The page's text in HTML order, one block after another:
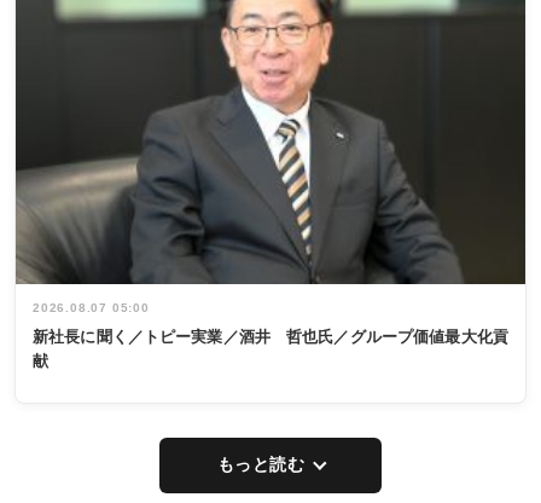
2026.08.07 05:00
新社長に聞く／トピー実業／酒井 哲也氏／グループ価値最大化貢
献
もっと読む